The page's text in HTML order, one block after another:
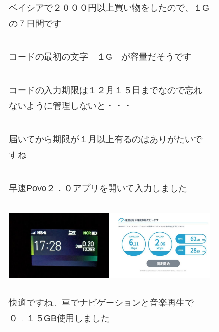
ベイシアで２０００円以上買い物をしたので、１G
の７日間です
コードの最初の文字 １G が容量だそうです
コードの入力期限は１２月１５日までなので忘れ
ないように管理しないと・・・
届いてから期限が１月以上有るのはありがたいで
すね
早速Povo２．０アプリを開いて入力しました
快適ですね。車でナビゲーションと音楽再生で
０．１５GB使用しました